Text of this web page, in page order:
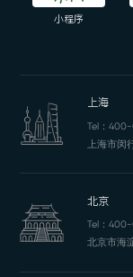
小程序
上海
Tel： 400-
上海市闵
北京
Tel： 400-
北京市海